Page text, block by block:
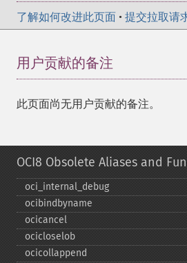
了解如何改进此页面 • 提交拉取请
用户贡献的备注
此页面尚无用户贡献的备注。
OCI8 Obsolete Aliases and
oci_​internal_​debug
ocibindbyname
ocicancel
ocicloselob
ocicollappend